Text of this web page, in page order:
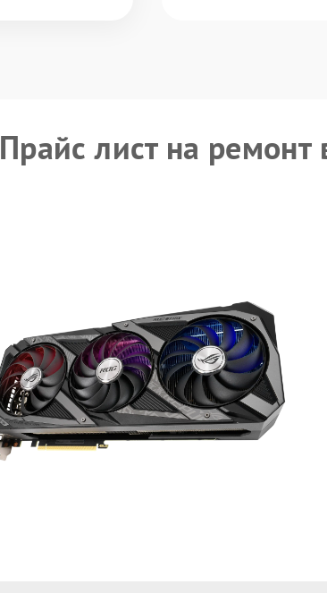
Прайс лист на ремонт